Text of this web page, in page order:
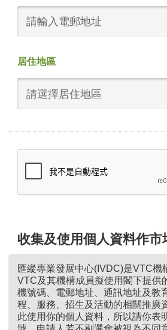
居住地區
請選擇居住地區
收集及使用個人資料作市
匯縱專業發展中心(IVDC)是VTC機
VTC及其機構成員擬使用閣下提供
機號碼、電郵地址、通訊地址及教
程、服務、招生及活動的相關推廣
此使用你的個人資料，所以請你表